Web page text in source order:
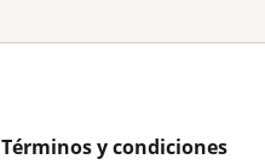
Términos y condiciones